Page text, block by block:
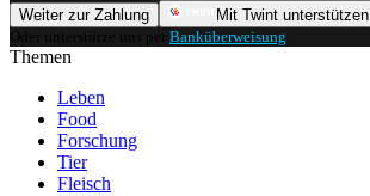
Weiter zur Zahlung
Mit Twint unterstützen
Oder unterstütze uns per Banküberweisung
Themen
Leben
Food
Forschung
Tier
Fleisch